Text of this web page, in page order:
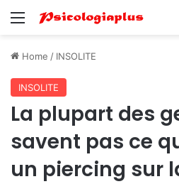
Menu
Home / INSOLITE
INSOLITE
La plupart des
savent pas ce
un piercing sur